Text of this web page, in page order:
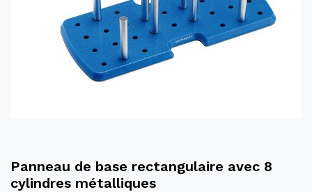
Panneau de base rectangulaire avec 8
cylindres métalliques